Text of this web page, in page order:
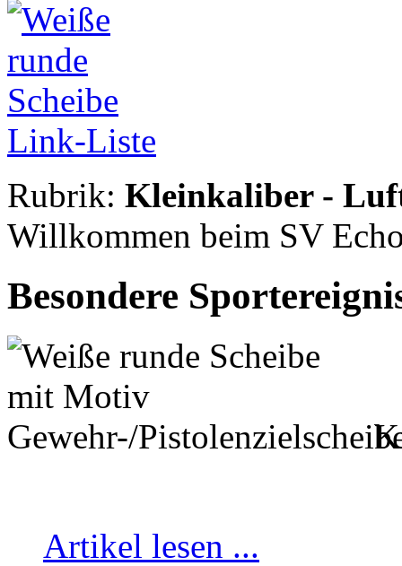
Link-Liste
Rubrik: Kleinkaliber -
Willkommen beim SV
Besondere
Artikel lesen ...